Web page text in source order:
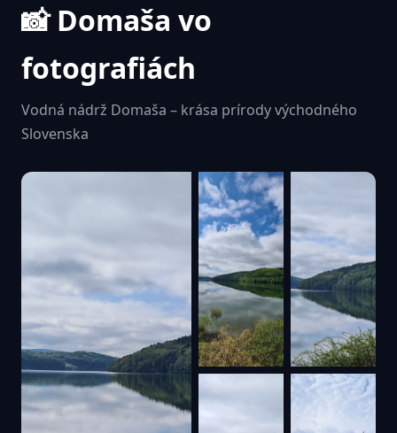
📸 Domaša vo
fotografiách
Vodná nádrž Domaša – krása prírody východného
Slovenska